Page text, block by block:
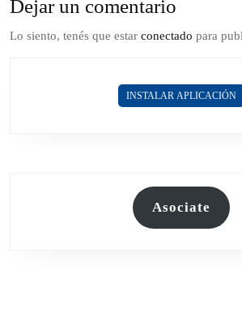
Dejar un comentario
Lo siento, tenés que estar conectado para
INSTALAR APLICACIÓN
Asociate